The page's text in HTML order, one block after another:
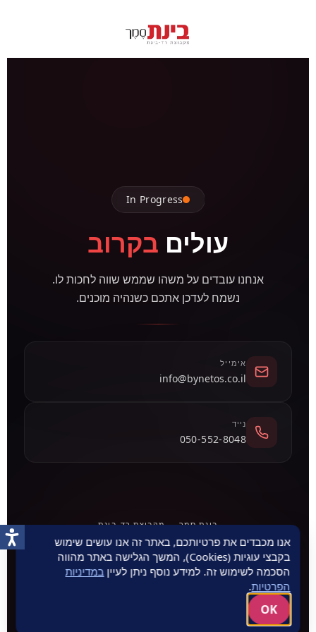
אנו מכבדים את פרטיותכם, באתר זה אנו עושים שימוש
בקבצי עוגיות (Cookies), המשך הגלישה באתר מהווה
הסכמה לשימוש זה. למידע נוסף ניתן לעייןבמדיניות
הפרטיות.
OK